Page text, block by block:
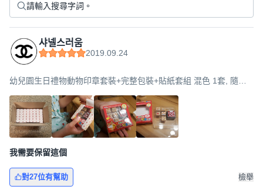
샤넬스러움
2019.09.24
幼兒園生日禮物動物印章套裝+完整包裝+貼紙套組 混色 1套, 隨機
我需要保留這個
對27位有幫助 檢舉